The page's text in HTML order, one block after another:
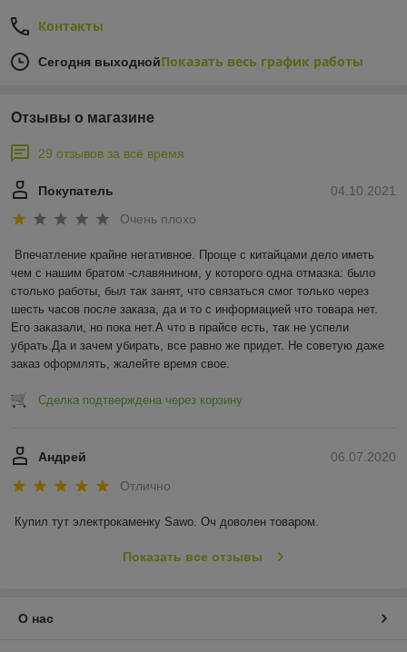
Контакты
Сегодня выходнойПоказать весь график работы
Отзывы о магазине
29 отзывов за всё время
04.10.2021
Покупатель
Очень плохо
Впечатление крайне негативное. Проще с китайцами дело иметь
чем с нашим братом -славянином, у которого одна отмазка: было
столько работы, был так занят, что связаться смог только через
шесть часов после заказа, да и то с информацией что товара нет.
Его заказали, но пока нет.А что в прайсе есть, так не успели
убрать.Да и зачем убирать, все равно же придет. Не советую даже
заказ оформлять, жалейте время свое.
Сделка подтверждена через корзину
06.07.2020
Андрей
Отлично
Купил тут электрокаменку Sawo. Оч доволен товаром.
Показать все отзывы
О нас